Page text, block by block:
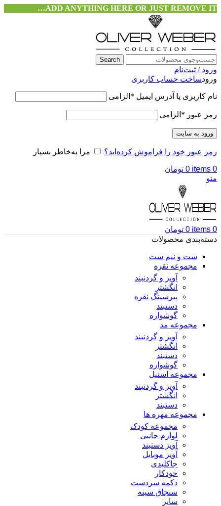
ADD ANYTHING HERE OR JUST REMOVE IT…
Search
ورود / ثبت‌نام
ورودساخت حساب کاربری
نام کاربری یا آدرس ایمیل * الزامی
رمز عبور * الزامی
ورود به سایت
رمز عبور خود را فراموش کرده‌اید؟ مرا به‌خاطر بسپار
0
items
0 تومان
منو
0
items
0 تومان
دسته‌بندی محصولات
ست و نیم ست
مجموعه نقره
آویز و گردنبند
انگشتر
پیرسینگ نقره
دستبند
گوشواره
مجموعه مد
آویز و گردنبند
انگشتر
دستبند
گوشواره
مجموعه استیل
آویز و گردنبند
انگشتر
دستبند
مجموعه مهره ها
مجموعه کودک
لوازم جانبی
آویز دستبند
آویز موبایل
جاکلیدی
خودکار
دکمه سردست
سنجاق سینه
سایر